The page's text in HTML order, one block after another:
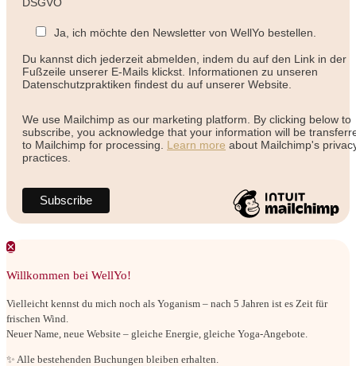
Ja, ich möchte den Newsletter von WellYo bestellen.
Du kannst dich jederzeit abmelden, indem du auf den Link in der
Fußzeile unserer E-Mails klickst. Informationen zu unseren
Datenschutzpraktiken findest du auf unserer Website.
We use Mailchimp as our marketing platform. By clicking below to
subscribe, you acknowledge that your information will be
to Mailchimp for processing. Learn more about Mailchimp's
practices.
✕
Willkommen bei WellYo!
Vielleicht kennst du mich noch als Yoganism – nach 5 Jahren ist es Zeit für
frischen Wind.
Neuer Name, neue Website – gleiche Energie, gleiche Yoga-Angebote.
✨ Alle bestehenden Buchungen bleiben erhalten.